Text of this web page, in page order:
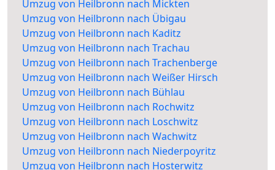
Umzug von Heilbronn nach Mickten
Umzug von Heilbronn nach Übigau
Umzug von Heilbronn nach Kaditz
Umzug von Heilbronn nach Trachau
Umzug von Heilbronn nach Trachenberge
Umzug von Heilbronn nach Weißer Hirsch
Umzug von Heilbronn nach Bühlau
Umzug von Heilbronn nach Rochwitz
Umzug von Heilbronn nach Loschwitz
Umzug von Heilbronn nach Wachwitz
Umzug von Heilbronn nach Niederpoyritz
Umzug von Heilbronn nach Hosterwitz